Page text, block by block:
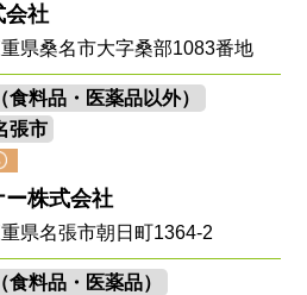
会社
県桑名市大字桑部1083番地
食料品・医薬品以外）
張市
株式会社
県名張市朝日町1364-2
食料品・医薬品）